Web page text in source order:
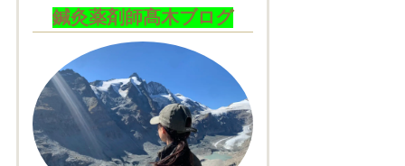
鍼灸薬剤師髙木ブログ